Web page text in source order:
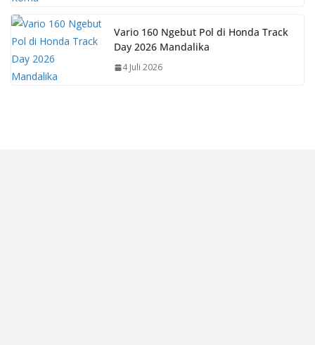
Vario 160 Ngebut Pol di Honda Track
Day 2026 Mandalika
4 Juli 2026